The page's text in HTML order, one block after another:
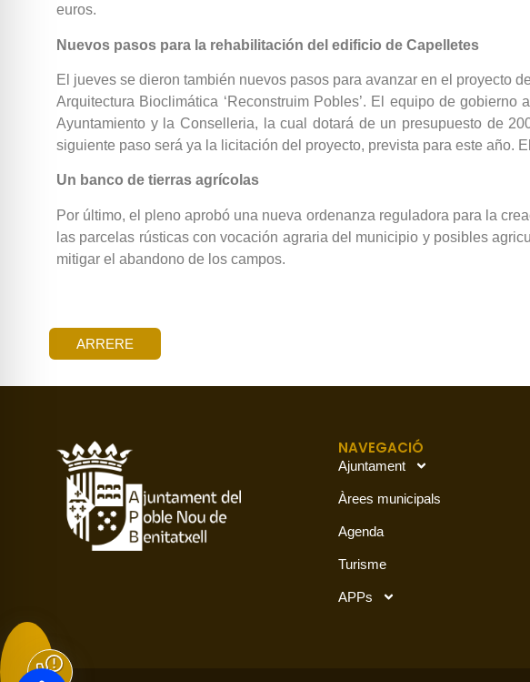
euros.
Nuevos pasos para la rehabilitación del edificio de Capelletes
El jueves se dieron también nuevos pasos para avanzar en el proyecto
Arquitectura Bioclimática ‘Reconstruim Pobles’. El equipo de
Ayuntamiento y la Conselleria, la cual dotará de un presupuesto de
siguiente paso será ya la licitación del proyecto, prevista para este año.
Un banco de tierras agrícolas
Por último, el pleno aprobó una nueva ordenanza reguladora para la
las parcelas rústicas con vocación agraria del municipio y posibles
mitigar el abandono de los campos.
ARRERE
NAVEGACIÓ
Ajuntament
Àrees municipals
Agenda
Turisme
APPs